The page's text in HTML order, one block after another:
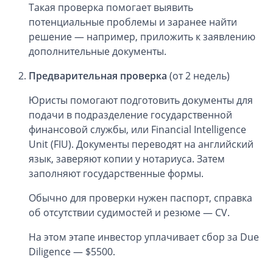
Такая проверка помогает выявить
потенциальные проблемы и заранее найти
решение — например, приложить к заявлению
дополнительные документы.
Предварительная проверка (от 2 недель)
Юристы помогают подготовить документы для
подачи в подразделение государственной
финансовой службы, или Financial Intelligence
Unit (FIU). Документы переводят на английский
язык, заверяют копии у нотариуса. Затем
заполняют государственные формы.
Обычно для проверки нужен паспорт, справка
об отсутствии судимостей и резюме — CV.
На этом этапе инвестор уплачивает сбор за Due
Diligence — $5500.